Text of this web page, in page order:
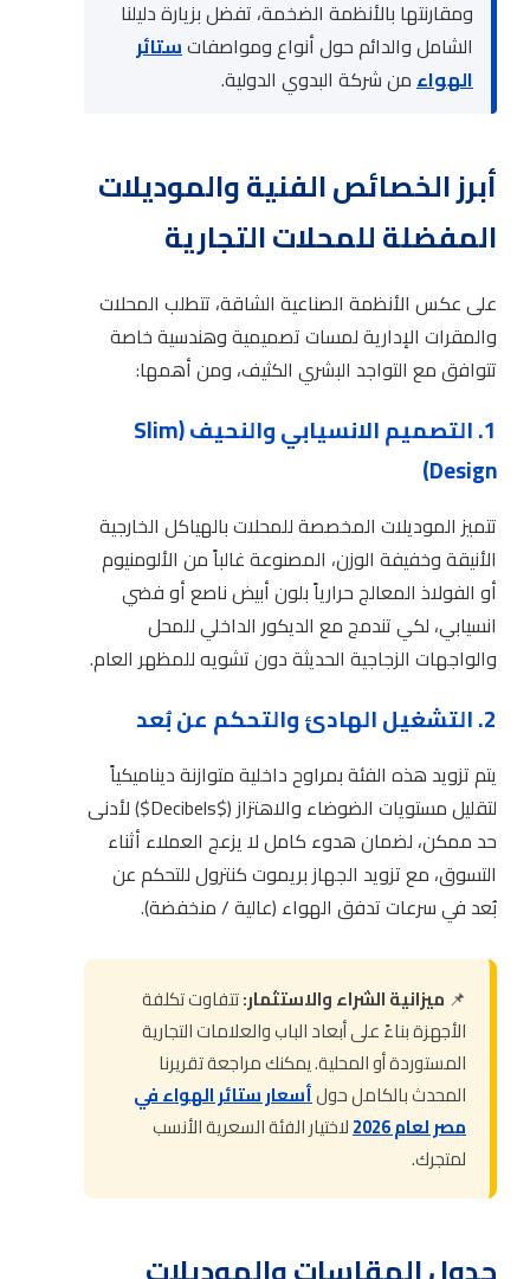
ومقارنتها بالأنظمة الضخمة، تفضل بزيارة دليلنا
الشامل والدائم حول أنواع ومواصفاتستائر
الهواءمن شركة البدوي الدولية.
أبرز الخصائص الفنية والموديلات
المفضلة للمحلات التجارية
على عكس الأنظمة الصناعية الشاقة، تتطلب المحلات
والمقرات الإدارية لمسات تصميمية وهندسية خاصة
تتوافق مع التواجد البشري الكثيف، ومن أهمها:
1. التصميم الانسيابي والنحيف (Slim
Design)
تتميز الموديلات المخصصة للمحلات بالهياكل الخارجية
الأنيقة وخفيفة الوزن، المصنوعة غالباً من الألومنيوم
أو الفولاذ المعالج حرارياً بلون أبيض ناصع أو فضي
انسيابي، لكي تندمج مع الديكور الداخلي للمحل
والواجهات الزجاجية الحديثة دون تشويه للمظهر العام.
2. التشغيل الهادئ والتحكم عن بُعد
يتم تزويد هذه الفئة بمراوح داخلية متوازنة ديناميكياً
لتقليل مستويات الضوضاء والاهتزاز ($Decibels$) لأدنى
حد ممكن، لضمان هدوء كامل لا يزعج العملاء أثناء
التسوق، مع تزويد الجهاز بريموت كنترول للتحكم عن
بُعد في سرعات تدفق الهواء (عالية / منخفضة).
📌 ميزانية الشراء والاستثمار:تتفاوت تكلفة
الأجهزة بناءً على أبعاد الباب والعلامات التجارية
المستوردة أو المحلية. يمكنك مراجعة تقريرنا
المحدث بالكامل حولأسعار ستائر الهواء في
مصر لعام 2026
لاختيار الفئة السعرية الأنسب
لمتجرك.